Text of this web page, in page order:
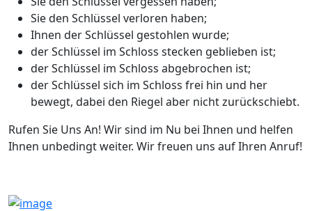
Sie den Schlüssel verloren haben;
Ihnen der Schlüssel gestohlen wurde;
der Schlüssel im Schloss stecken geblieben ist;
der Schlüssel im Schloss abgebrochen ist;
der Schlüssel sich im Schloss frei hin und her
bewegt, dabei den Riegel aber nicht zurückschiebt.
Rufen Sie Uns An! Wir sind im Nu bei Ihnen und helfen
Ihnen unbedingt weiter. Wir freuen uns auf Ihren Anruf!